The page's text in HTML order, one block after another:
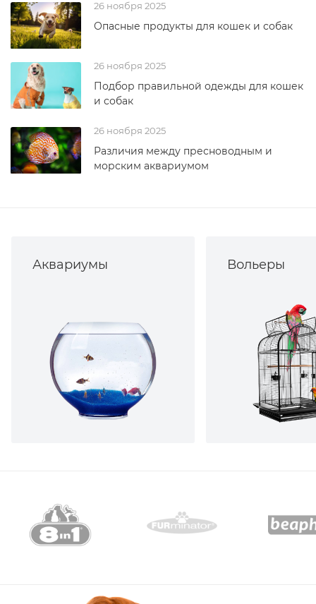
26 ноября 2025
Опасные продукты для кошек и собак
26 ноября 2025
Подбор правильной одежды для кошек
и собак
26 ноября 2025
Различия между пресноводным и
морским аквариумом
Аквариумы Вольеры